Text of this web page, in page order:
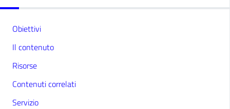
Obiettivi
Il contenuto
Risorse
Contenuti correlati
Servizio